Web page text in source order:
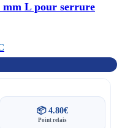
mm L pour serrure
📦 4.80€
Point relais